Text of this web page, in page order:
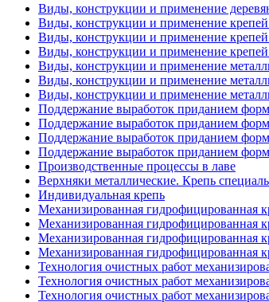
Виды, конструкции и применение
Виды, конструкции и применение крепей
Виды, конструкции и применение крепей
Виды, конструкции и применение крепей
Виды, конструкции и применение
Виды, конструкции и применение
Виды, конструкции и применение
Поддержание выработок приданием
Поддержание выработок приданием
Поддержание выработок приданием
Поддержание выработок приданием
Производственные процессы в лаве
Верхняки металлические. Крепь
Индивидуальная крепь
Механизированная гидрофицированная
Механизированная гидрофицированная
Механизированная гидрофицированная
Механизированная гидрофицированная
Технология очистных работ
Технология очистных работ
Технология очистных работ